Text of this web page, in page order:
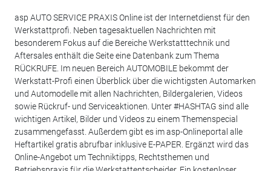
asp AUTO SERVICE PRAXIS Online ist der Internetdienst für den
Werkstattprofi. Neben tagesaktuellen Nachrichten mit
besonderem Fokus auf die Bereiche Werkstatttechnik und
Aftersales enthält die Seite eine Datenbank zum Thema
RÜCKRUFE. Im neuen Bereich AUTOMOBILE bekommt der
Werkstatt-Profi einen Überblick über die wichtigsten Automarken
und Automodelle mit allen Nachrichten, Bildergalerien, Videos
sowie Rückruf- und Serviceaktionen. Unter #HASHTAG sind alle
wichtigen Artikel, Bilder und Videos zu einem Themenspecial
zusammengefasst. Außerdem gibt es im asp-Onlineportal alle
Heftartikel gratis abrufbar inklusive E-PAPER. Ergänzt wird das
Online-Angebot um Techniktipps, Rechtsthemen und